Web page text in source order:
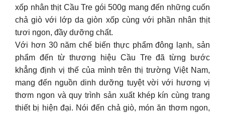
xốp nhân thịt Cầu Tre gói 500g mang đến những cuốn
chả giò với lớp da giòn xốp cùng với phần nhân thịt
tươi ngon, đầy dưỡng chất.
Với hơn 30 năm chế biến thực phẩm đông lạnh, sản
phẩm đến từ thương hiệu Cầu Tre đã từng bước
khẳng định vị thế của mình trên thị trường Việt Nam,
mang đến nguồn dinh dưỡng tuyệt vời với hương vị
thơm ngon và quy trình sản xuất khép kín cùng trang
thiết bị hiện đại. Nói đến chả giò, món ăn thơm ngon,